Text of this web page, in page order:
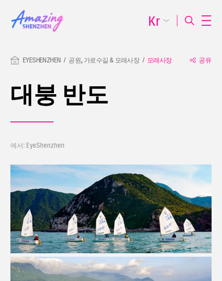
EYESHENZHEN 공원, 가로수길 & 모래사장 모래사장 공유
대붕 반도
에서: EyeShenzhen
Kr